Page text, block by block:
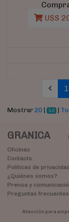
U$S
1
Mostrar 20 50 |
GRANICA
Oficinas
Contacto
Políticas de privacidad
¿Quiénes somos?
Prensa y
Preguntas frecuentes
Atención para